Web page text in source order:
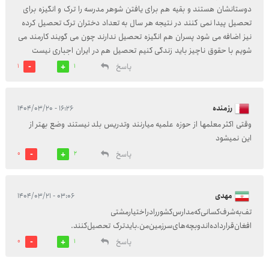
دوستانشان هستند و بقیه هم برای یافتن شوهر مدرسه را ترک و انگیزه برای
تحصیل پیدا نمی کنند در نتیجه هر سال به تعداد دختران ترک تحصیل کرده
نیز اضافه می شود پسران هم انگیزه تحصیل ندارند چون می گویند کارمند می
شویم با حقوق ناچیز باید زندگی کنیم تحصیل هم در ایران اجباری نیست
پاسخ
1
1
رزمنده ۱۶:۲۶ - ۱۴۰۴/۰۳/۲۰
وقتی اکثر معلمها از حوزه علمیه میارنند وتدریس بلد نیستند وضع بهتر از
این نمیشود
پاسخ
2
0
مهدی ۰۳:۰۶ - ۱۴۰۴/۰۳/۲۱
تف‌به‌شرف‌کسانی‌که‌مدارس‌کشوررادراختیارمشتی
افغان‌قرارداده‌اندوبچه‌های‌سرزمین‌من.بایدترک تحصیل‌کنند‌.
پاسخ
1
0